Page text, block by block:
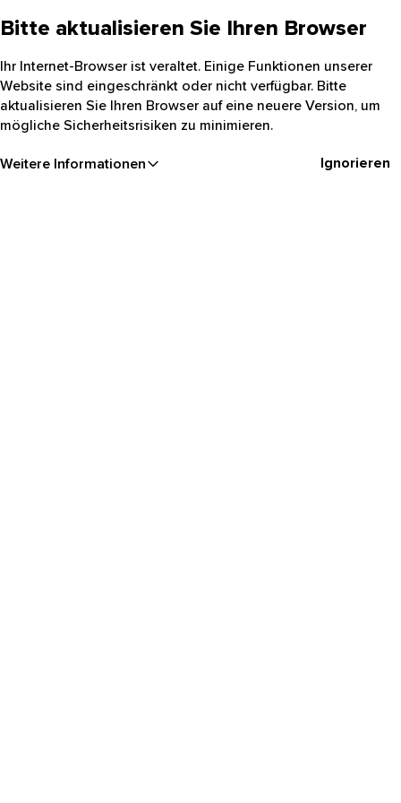
Bitte aktualisieren Sie Ihren Browser
Ihr Internet-Browser ist veraltet. Einige Funktionen unserer
Website sind eingeschränkt oder nicht verfügbar. Bitte
aktualisieren Sie Ihren Browser auf eine neuere Version, um
mögliche Sicherheitsrisiken zu minimieren.
Weitere Informationen Ignorieren